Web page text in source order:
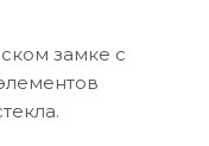
замке с